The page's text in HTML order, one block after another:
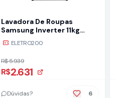
Lavadora De Roupas
Samsung Inverter 11kg
Cesto Inox 12 Programas
De Lavagem Preta
ELETRO200
R$ 5.939
R$2.631
Dúvidas? 6